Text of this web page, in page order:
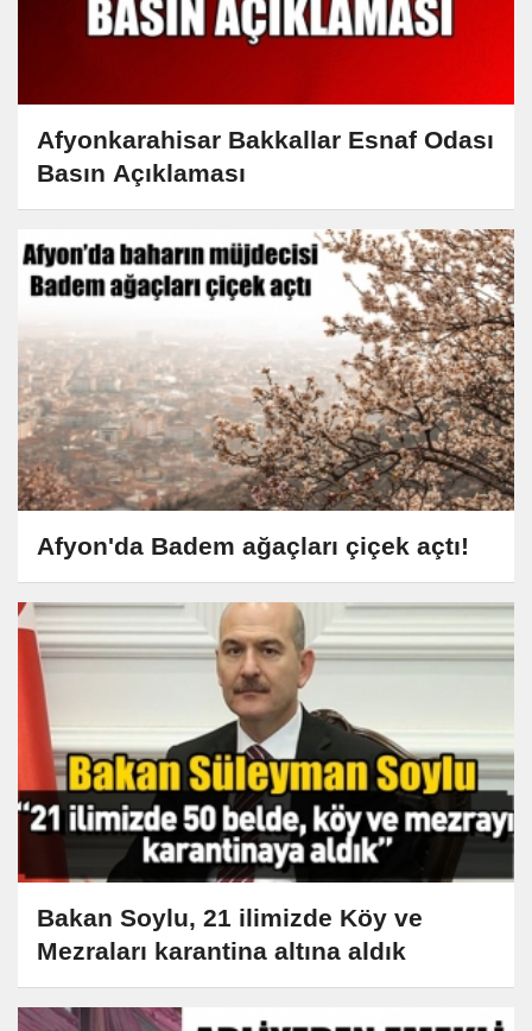
Afyonkarahisar Bakkallar Esnaf Odası
Basın Açıklaması
Afyon'da Badem ağaçları çiçek açtı!
Bakan Soylu, 21 ilimizde Köy ve
Mezraları karantina altına aldık